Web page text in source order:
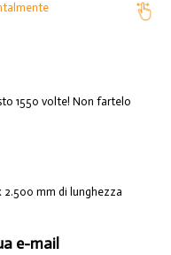
1550 volte! Non fartelo
2.500 mm di lunghezza
e-mail